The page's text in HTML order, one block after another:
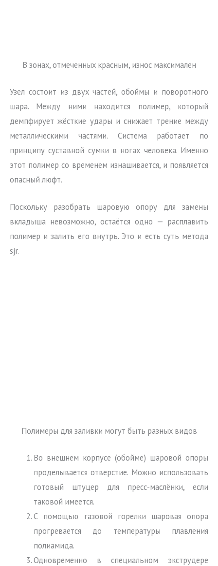
В зонах, отмеченных красным, износ максимален
Узел состоит из двух частей, обоймы и поворотного
шара. Между ними находится полимер, который
демпфирует жёсткие удары и снижает трение между
металлическими частями. Система работает по
принципу суставной сумки в ногах человека. Именно
этот полимер со временем изнашивается, и появляется
опасный люфт.
Поскольку разобрать шаровую опору для замены
вкладыша невозможно, остаётся одно — расплавить
полимер и залить его внутрь. Это и есть суть метода
sjr.
Полимеры для заливки могут быть разных видов
Во внешнем корпусе (обойме) шаровой опоры
проделывается отверстие. Можно использовать
готовый штуцер для пресс-маслёнки, если
таковой имеется.
С помощью газовой горелки шаровая опора
прогревается до температуры плавления
полиамида.
Одновременно в специальном экструдере